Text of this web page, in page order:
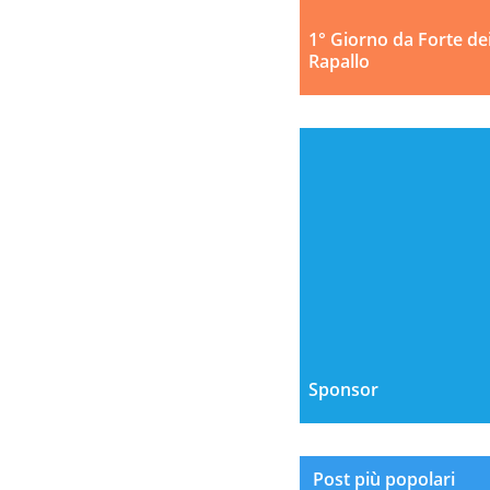
1° Giorno da Forte
Rapallo
Sponsor
Post più popolari